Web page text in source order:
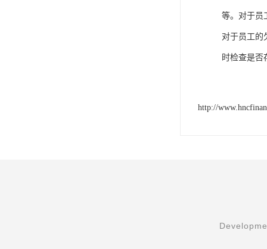
等。对于员
对于员工的
时检查是否
http://